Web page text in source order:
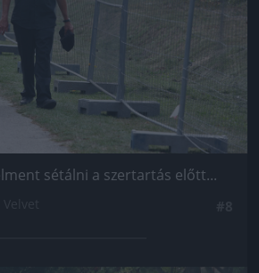
sétálni a szertartás előtt...